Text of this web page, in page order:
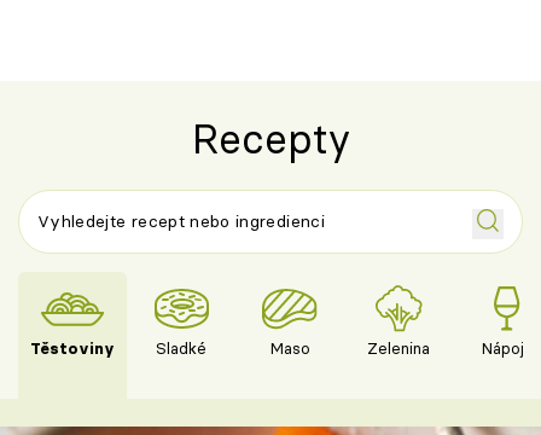
Recepty
Těstoviny Sladké Maso Zelenina Nápoje